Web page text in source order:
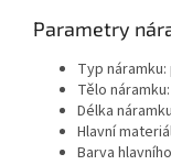
Parametry
Typ náramku:
Tělo náramku:
Délka
Hlavní
Barva